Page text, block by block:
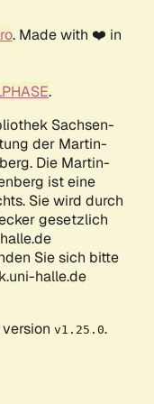
. Made with ❤️ in
.
Sachsen-
der Martin-
Die Martin-
ist eine
Sie wird durch
gesetzlich
Sie sich bitte
halle.de
v1.25.0.